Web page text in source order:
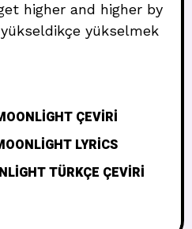
higher and higher by
yükselmek
ÇEVIRI
LYRICS
TÜRKÇE ÇEVIRI